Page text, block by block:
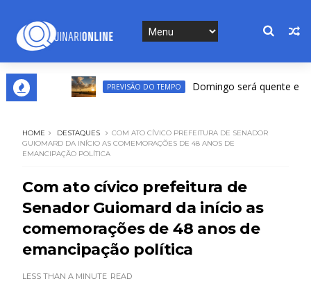
PREVISÃO DO TEMPO Domingo será quente e
HOME DESTAQUES
COM ATO CÍVICO PREFEITURA DE SENADOR
GUIOMARD DA INÍCIO AS COMEMORAÇÕES DE 48 ANOS DE
EMANCIPAÇÃO POLÍTICA
Com ato cívico prefeitura de
Senador Guiomard da início as
comemorações de 48 anos de
emancipação política
LESS THAN A MINUTE READ